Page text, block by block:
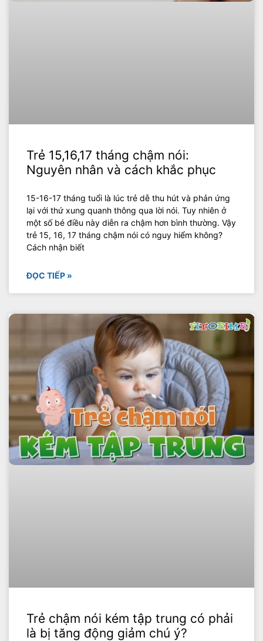
Trẻ 15,16,17 tháng chậm nói:
Nguyên nhân và cách khắc phục
15-16-17 tháng tuổi là lúc trẻ dễ thu hút và phản ứng
lại với thứ xung quanh thông qua lời nói. Tuy nhiên ở
một số bé điều này diễn ra chậm hơn bình thường. Vậy
trẻ 15, 16, 17 tháng chậm nói có nguy hiểm không?
Cách nhận biết
ĐỌC TIẾP »
Trẻ chậm nói kém tập trung có phải
là bị tăng động giảm chú ý?